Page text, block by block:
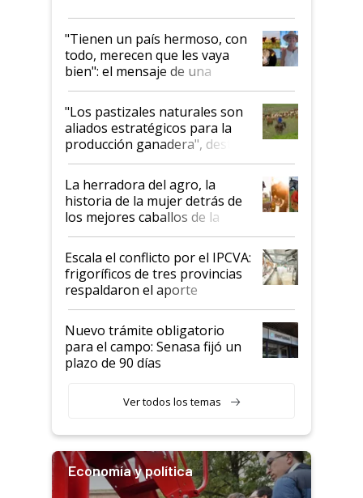
"Tienen un país hermoso, con
todo, merecen que les vaya
bien": el mensaje de una
ganadera uruguaya sobre las
oportunidades que se abren
para el agro en Argentina, con
foco en la carne
"Los pastizales naturales son
aliados estratégicos para la
producción ganadera", destaca
la iniciativa que ya reúne a 46
establecimientos en Argentina
La herradora del agro, la
historia de la mujer detrás de
los mejores caballos de la
Argentina y los mitos que
todavía hacen sufrir a estos
animales: "Mientras me
descalificaban, yo seguí
haciendo currículum"
Escala el conflicto por el IPCVA:
frigoríficos de tres provincias
respaldaron el aporte
obligatorio
Nuevo trámite obligatorio
para el campo: Senasa fijó un
plazo de 90 días
Ver todos los temas
Economía y política